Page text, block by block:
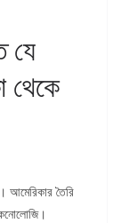
যে
থেকে
আমেরিকার তৈরি